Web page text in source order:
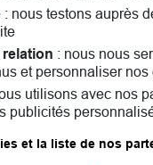
auto,
le mieux.
les
dans les villes à
: nous testons auprès
: nous nous
et personnaliser nos
utilisons avec nos
publicités
et la liste de nos